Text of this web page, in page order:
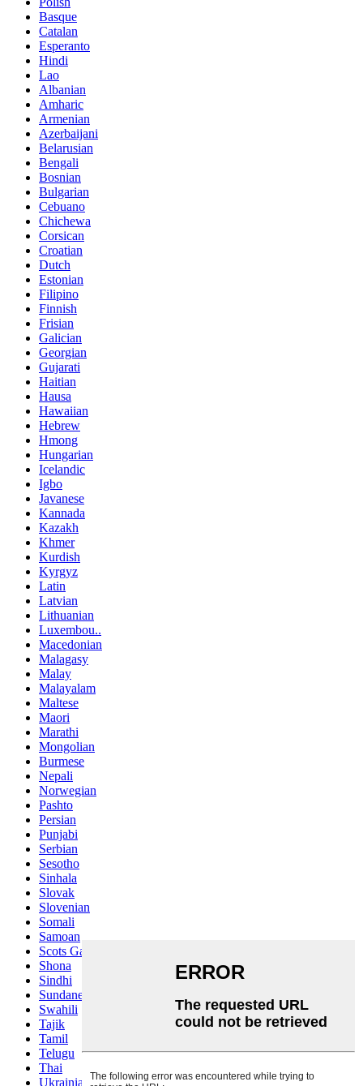
Basque
Catalan
Esperanto
Hindi
Lao
Albanian
Amharic
Armenian
Azerbaijani
Belarusian
Bengali
Bosnian
Bulgarian
Cebuano
Chichewa
Corsican
Croatian
Dutch
Estonian
Filipino
Finnish
Frisian
Galician
Georgian
Gujarati
Haitian
Hausa
Hawaiian
Hebrew
Hmong
Hungarian
Icelandic
Igbo
Javanese
Kannada
Kazakh
Khmer
Kurdish
Kyrgyz
Latin
Latvian
Lithuanian
Luxembou..
Macedonian
Malagasy
Malay
Malayalam
Maltese
Maori
Marathi
Mongolian
Burmese
Nepali
Norwegian
Pashto
Persian
Punjabi
Serbian
Sesotho
Sinhala
Slovak
Slovenian
Somali
Samoan
Scots Gaelic
Shona
Sindhi
Sundanese
Swahili
Tajik
Tamil
Telugu
Thai
Ukrainian